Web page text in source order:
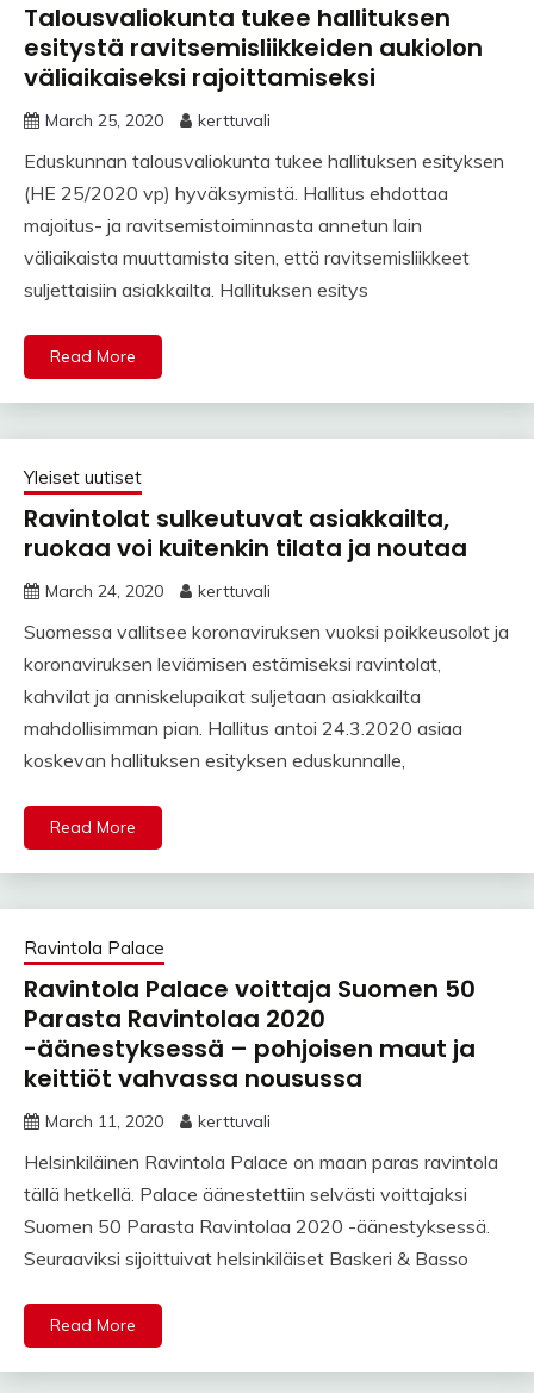
Talousvaliokunta tukee hallituksen
esitystä ravitsemisliikkeiden aukiolon
väliaikaiseksi rajoittamiseksi
March 25, 2020 kerttuvali
Eduskunnan talousvaliokunta tukee hallituksen esityksen
(HE 25/2020 vp) hyväksymistä. Hallitus ehdottaa
majoitus- ja ravitsemistoiminnasta annetun lain
väliaikaista muuttamista siten, että ravitsemisliikkeet
suljettaisiin asiakkailta. Hallituksen esitys
Read More
Yleiset uutiset
Ravintolat sulkeutuvat asiakkailta,
ruokaa voi kuitenkin tilata ja noutaa
March 24, 2020 kerttuvali
Suomessa vallitsee koronaviruksen vuoksi poikkeusolot ja
koronaviruksen leviämisen estämiseksi ravintolat,
kahvilat ja anniskelupaikat suljetaan asiakkailta
mahdollisimman pian. Hallitus antoi 24.3.2020 asiaa
koskevan hallituksen esityksen eduskunnalle,
Read More
Ravintola Palace
Ravintola Palace voittaja Suomen 50
Parasta Ravintolaa 2020
-äänestyksessä – pohjoisen maut ja
keittiöt vahvassa nousussa
March 11, 2020 kerttuvali
Helsinkiläinen Ravintola Palace on maan paras ravintola
tällä hetkellä. Palace äänestettiin selvästi voittajaksi
Suomen 50 Parasta Ravintolaa 2020 -äänestyksessä.
Seuraaviksi sijoittuivat helsinkiläiset Baskeri & Basso
Read More